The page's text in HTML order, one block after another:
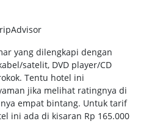
yang dilengkapi dengan
satelit, DVD player/CD
Tentu hotel ini
jika melihat ratingnya di
empat bintang. Untuk tarif
ini ada di kisaran Rp 165.000